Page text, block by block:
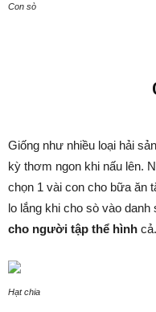
Con sò
Giống như nhiều loại hải
kỳ thơm ngon khi nấu lên.
chọn 1 vài con cho bữa ăn
lo lắng khi cho sò vào danh
cho người tập thể hình cả.
Hạt chia